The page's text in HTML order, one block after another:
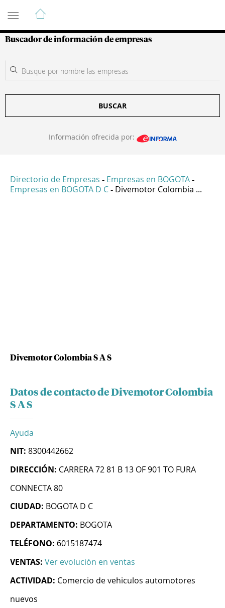
Guía de Empresas Colombianas
Buscador de información de empresas
BUSCAR
Información ofrecida por:
Directorio de Empresas - Empresas en BOGOTA -
Empresas en BOGOTA D C - Divemotor Colombia ...
Divemotor Colombia S A S
Datos de contacto de Divemotor Colombia
S A S
Ayuda
NIT: 8300442662
DIRECCIÓN: CARRERA 72 81 B 13 OF 901 TO FURA
CONNECTA 80
CIUDAD: BOGOTA D C
DEPARTAMENTO: BOGOTA
TELÉFONO: 6015187474
VENTAS: Ver evolución en ventas
ACTIVIDAD: Comercio de vehiculos automotores
nuevos